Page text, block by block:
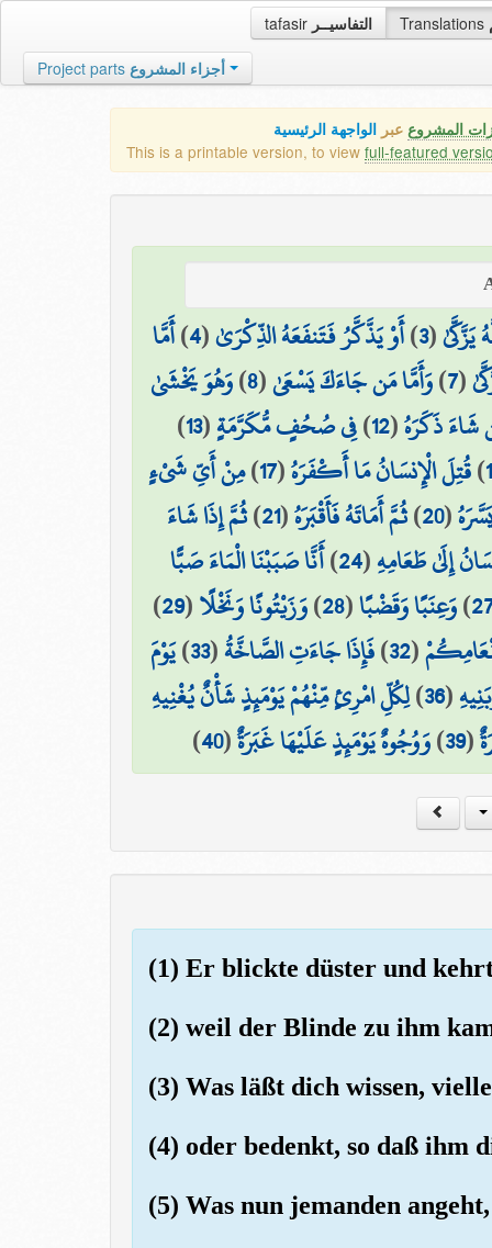
tafasir التفاسيــر Translations
Project parts أجزاء المشروع
المشروع عبر الواجهة الرئيسية
This is a printable version, to view full-featured
يَزَّكَّىٰ(
3
)أَوْ يَذَّكَّرُ فَتَنفَعَهُ الذِّكْرَىٰ(
4
)أَمَّا
(
7
)وَأَمَّا مَن جَاءَكَ يَسْعَىٰ(
8
)وَهُوَ يَخْشَىٰ
شَاءَ ذَكَرَهُ(
12
)فِي صُحُفٍ مُّكَرَّمَةٍ(
13
)
)قُتِلَ الْإِنسَانُ مَا أَكْفَرَهُ(
17
)مِنْ أَيِّ شَيْءٍ
(
20
)ثُمَّ أَمَاتَهُ فَأَقْبَرَهُ(
21
)ثُمَّ إِذَا شَاءَ
إِلَىٰ طَعَامِهِ(
24
)أَنَّا صَبَبْنَا الْمَاءَ صَبًّا
)وَعِنَبًا وَقَضْبًا(
28
)وَزَيْتُونًا وَنَخْلًا(
29
)
(
32
)فَإِذَا جَاءَتِ الصَّاخَّةُ(
33
)يَوْمَ
(
36
)لِكُلِّ امْرِئٍ مِّنْهُمْ يَوْمَئِذٍ شَأْنٌ يُغْنِيهِ
(
39
)وَوُجُوهٌ يَوْمَئِذٍ عَلَيْهَا غَبَرَةٌ(
40
)
(1) Er blickte düster und
(2) weil der Blinde zu ihm
(3) Was läßt dich wissen,
(4) oder bedenkt, so daß ihm
(5) Was nun jemanden